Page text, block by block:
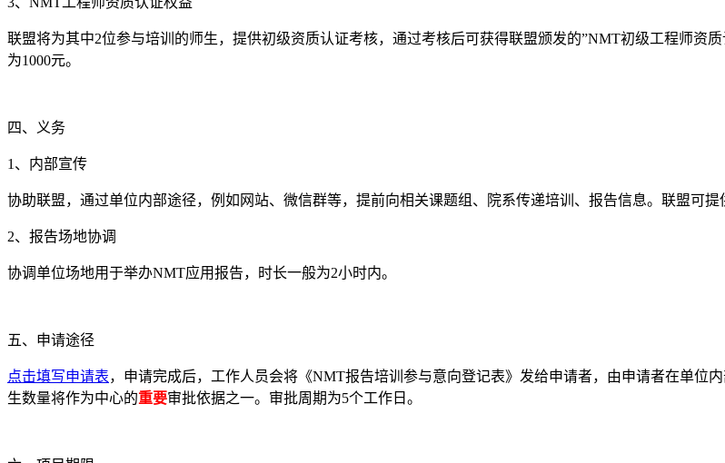
联盟将为其中2位参与培训的师生，提供初级资质认证考核，通过考核后可获得联盟颁发的”NMT初级工程师资
为1000元。
四、义务
1、内部宣传
协助联盟，通过单位内部途径，例如网站、微信群等，提前向相关课题组、院系传递培训、报告信息。联盟可提
2、报告场地协调
协调单位场地用于举办NMT应用报告，时长一般为2小时内。
五、申请途径
点击填写申请表，申请完成后，工作人员会将《NMT报告培训参与意向登记表》发给申请者，由申请者在单位
生数量将作为中心的重要审批依据之一。审批周期为5个工作日。